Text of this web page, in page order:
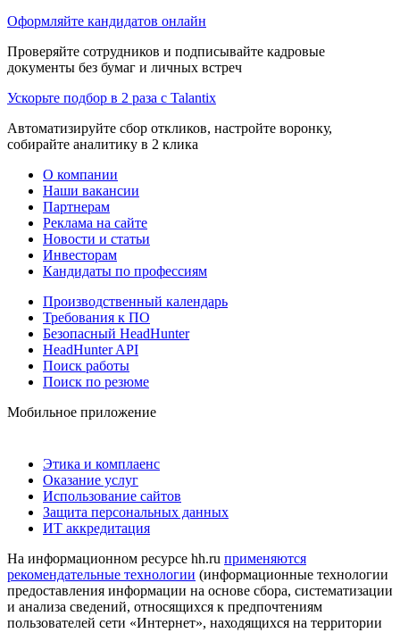
Оформляйте кандидатов онлайн
Проверяйте сотрудников и подписывайте кадровые
документы без бумаг и личных встреч
Ускорьте подбор в 2 раза с Talantix
Автоматизируйте сбор откликов, настройте воронку,
собирайте аналитику в 2 клика
О компании
Наши вакансии
Партнерам
Реклама на сайте
Новости и статьи
Инвесторам
Кандидаты по профессиям
Производственный календарь
Требования к ПО
Безопасный HeadHunter
HeadHunter API
Поиск работы
Поиск по резюме
Мобильное приложение
Этика и комплаенс
Оказание услуг
Использование сайтов
Защита персональных данных
ИТ аккредитация
На информационном ресурсе hh.ru применяются
рекомендательные технологии (информационные технологии
предоставления информации на основе сбора, систематизации
и анализа сведений, относящихся к предпочтениям
пользователей сети «Интернет», находящихся на территории